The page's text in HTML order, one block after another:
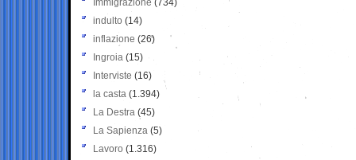
Immigrazione (734)
indulto (14)
inflazione (26)
Ingroia (15)
Interviste (16)
la casta (1.394)
La Destra (45)
La Sapienza (5)
Lavoro (1.316)